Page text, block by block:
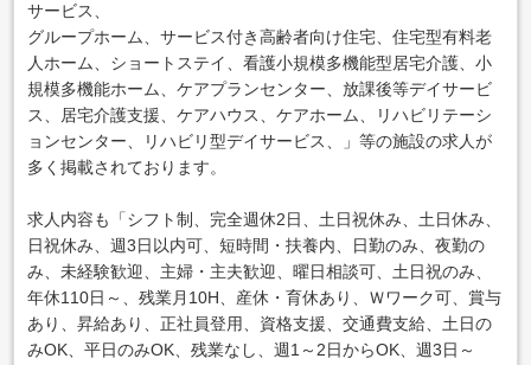
サービス、
グループホーム、サービス付き高齢者向け住宅、住宅型有料老
人ホーム、ショートステイ、看護小規模多機能型居宅介護、小
規模多機能ホーム、ケアプランセンター、放課後等デイサービ
ス、居宅介護支援、ケアハウス、ケアホーム、リハビリテーシ
ョンセンター、リハビリ型デイサービス、」等の施設の求人が
多く掲載されております。
求人内容も「シフト制、完全週休2日、土日祝休み、土日休み、
日祝休み、週3日以内可、短時間・扶養内、日勤のみ、夜勤の
み、未経験歓迎、主婦・主夫歓迎、曜日相談可、土日祝のみ、
年休110日～、残業月10H、産休・育休あり、Ｗワーク可、賞与
あり、昇給あり、正社員登用、資格支援、交通費支給、土日の
みOK、平日のみOK、残業なし、週1～2日からOK、週3日～